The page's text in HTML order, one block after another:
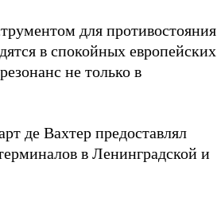
для противостояния
в спокойных европейских
не только в
де Вахтер предоставлял
в Ленинградской и